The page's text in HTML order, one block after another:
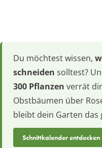
Du möchtest wissen,
schneiden solltest?
300 Pflanzen verrät
Obstbäumen über
bleibt dein Garten das
Schnittkalender